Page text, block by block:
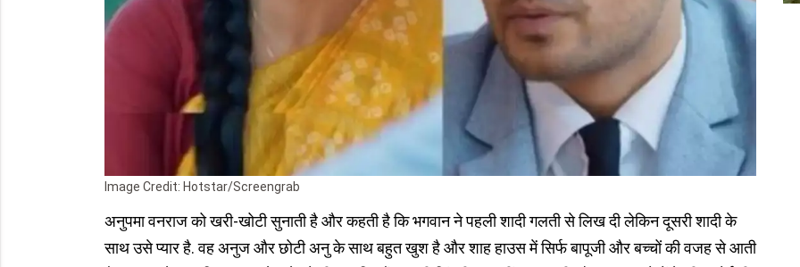
Image Credit: Hotstar/Screengrab
अनुपमा वनराज को खरी-खोटी सुनाती है और कहती है कि भगवान ने पहली शादी गलती से लिख दी लेकिन दूसरी शादी के
साथ उसे प्यार है. वह अनुज और छोटी अनु के साथ बहुत खुश है और शाह हाउस में सिर्फ बापूजी और बच्चों की वजह से आती